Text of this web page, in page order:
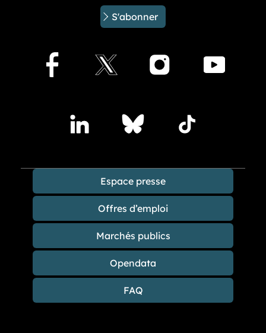
S'abonner
Facebook
X Instagram
LindedinBlueskyTikTok
Espace presse
Offres d’emploi
Marchés publics
Opendata
FAQ